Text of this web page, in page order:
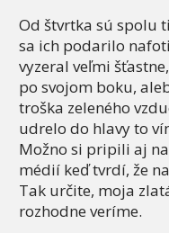
Od štvrtka sú spolu
sa ich podarilo
vyzeral veľmi
po svojom boku,
troška zeleného
udrelo do hlavy to
Možno si pripili aj
médií keď tvrdí, že
Tak určite, moja
rozhodne veríme.